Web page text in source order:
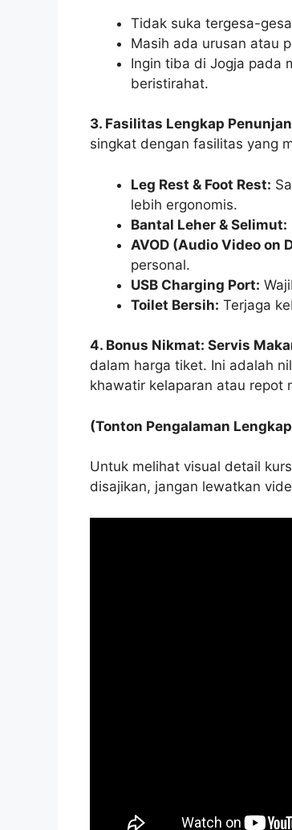
Tidak suka tergesa-
Masih ada urusan atau
Ingin tiba di Jogja pada
beristirahat.
3. Fasilitas Lengkap
singkat dengan fasilitas yang
Leg Rest & Foot Rest:
lebih ergonomis.
Bantal Leher & Selimut:
AVOD (Audio Video on
personal.
USB Charging Port:
Toilet Bersih: Terjaga
4. Bonus Nikmat: Servis
dalam harga tiket. Ini adalah
khawatir kelaparan atau repot
(Tonton Pengalaman
Untuk melihat visual detail
disajikan, jangan lewatkan